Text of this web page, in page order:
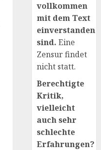
vollkommen
mit dem Text
einverstanden
sind. Eine
Zensur findet
nicht statt.
Berechtigte
Kritik,
vielleicht
auch sehr
schlechte
Erfahrungen?